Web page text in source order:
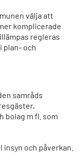
välja att
komplicerade
regleras
plan- och
samråds
bolag m fl. som
och påverkan.